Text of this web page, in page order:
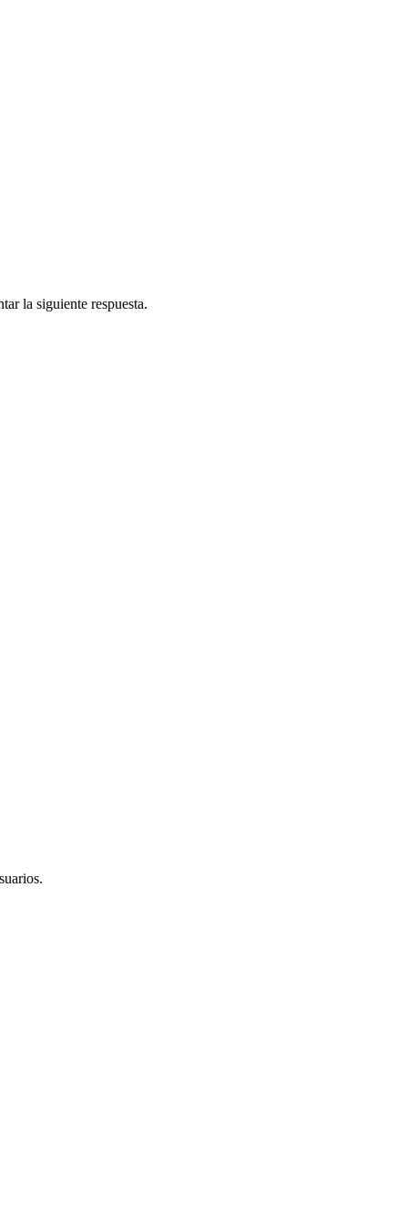
la siguiente respuesta.